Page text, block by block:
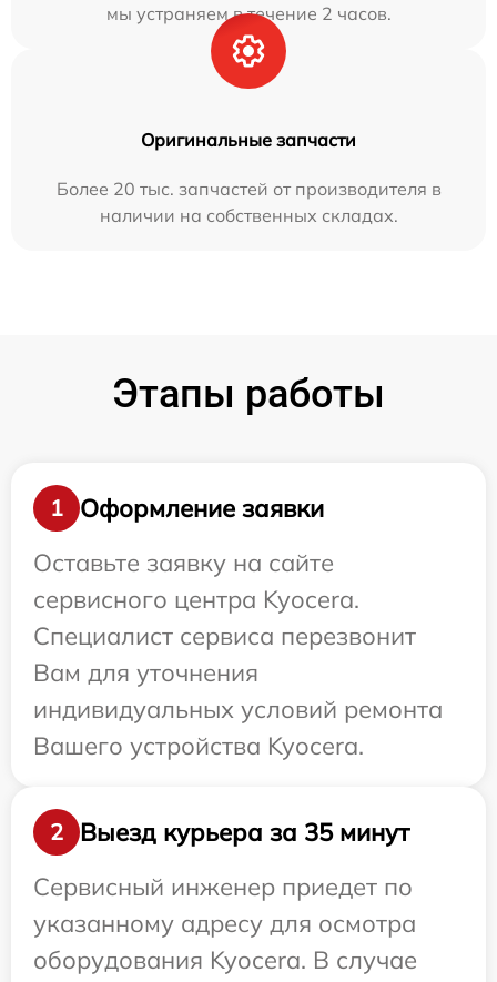
мы устраняем в течение 2 часов.
Оригинальные запчасти
Более 20 тыс. запчастей от производителя в
наличии на собственных складах.
Этапы работы
1
Оформление заявки
Оставьте заявку на сайте
сервисного центра Kyocera.
Специалист сервиса перезвонит
Вам для уточнения
индивидуальных условий ремонта
Вашего устройства Kyocera.
2
Выезд курьера за 35 минут
Сервисный инженер приедет по
указанному адресу для осмотра
оборудования Kyocera. В случае